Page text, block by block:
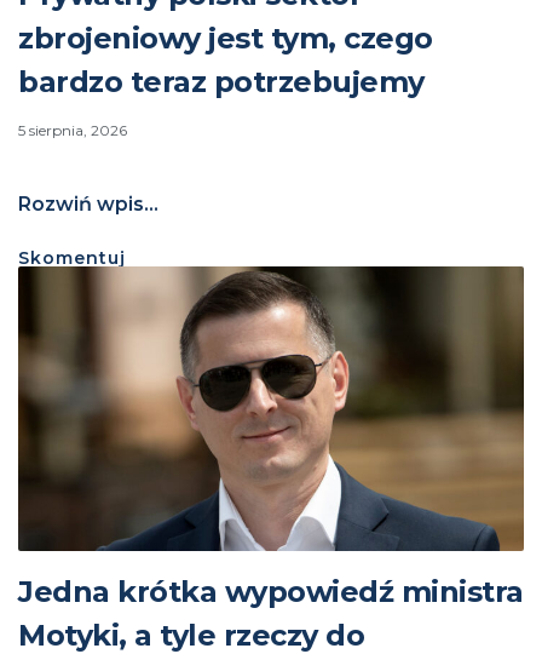
zbrojeniowy jest tym, czego
bardzo teraz potrzebujemy
5 sierpnia, 2026
Rozwiń wpis...
Skomentuj
Jedna krótka wypowiedź ministra
Motyki, a tyle rzeczy do